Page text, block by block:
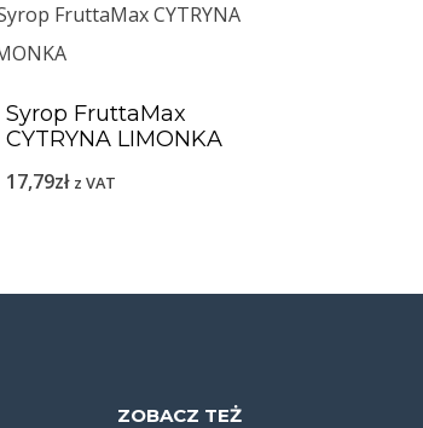
Syrop FruttaMax
CYTRYNA LIMONKA
17,79zł z VAT
ZOBACZ TEŻ